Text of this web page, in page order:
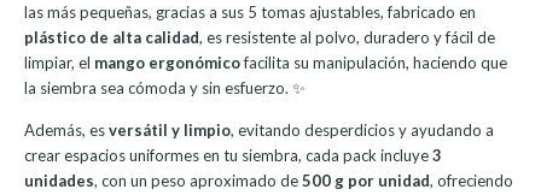
las más pequeñas, gracias a sus 5 tomas ajustables, fabricado en
plástico de alta calidad, es resistente al polvo, duradero y fácil de
limpiar, el mango ergonómicofacilita su manipulación, haciendo que
la siembra sea cómoda y sin esfuerzo. ✨
Además, esversátil y limpio, evitando desperdicios y ayudando a
crear espacios uniformes en tu siembra, cada pack incluye3
unidades, con un peso aproximado de500 g por unidad, ofreciendo